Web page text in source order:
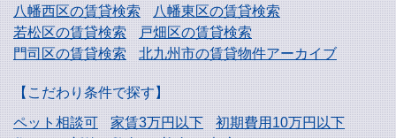
八幡西区の賃貸検索
八幡東区の賃貸検索
若松区の賃貸検索
戸畑区の賃貸検索
門司区の賃貸検索
北九州市の賃貸物件アーカイブ
【こだわり条件で探す】
ペット相談可
家賃3万円以下
初期費用10万円以下